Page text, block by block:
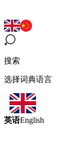
搜索
选择词典语言
英语English